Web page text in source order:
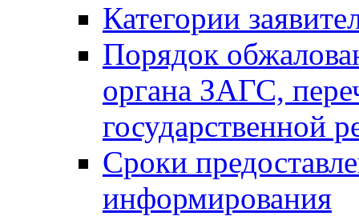
Категории
Порядок
органа ЗАГС,
государственной
Сроки
информирования